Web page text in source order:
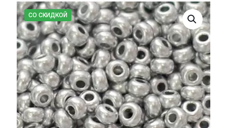
СО СКИДКОЙ